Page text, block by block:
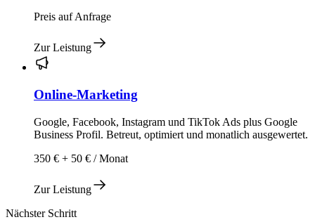
Preis auf Anfrage
Zur Leistung
Online-Marketing
Google, Facebook, Instagram und TikTok Ads plus Google
Business Profil. Betreut, optimiert und monatlich ausgewertet.
350 € + 50 € / Monat
Zur Leistung
Nächster Schritt